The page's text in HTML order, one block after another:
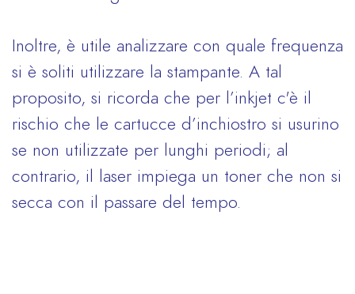
Inoltre, è utile analizzare con quale frequenza
si è soliti utilizzare la stampante. A tal
proposito, si ricorda che per l’inkjet c'è il
rischio che le cartucce d’inchiostro si usurino
se non utilizzate per lunghi periodi; al
contrario, il laser impiega un toner che non si
secca con il passare del tempo.